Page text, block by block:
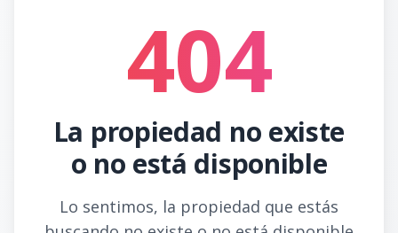
404
La propiedad no existe
o no está disponible
Lo sentimos, la propiedad que estás